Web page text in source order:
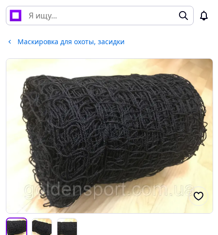
Маскировка для охоты, засидки